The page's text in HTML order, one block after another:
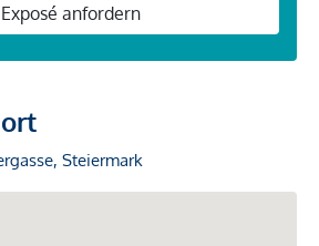
Exposé anfordern
Steiermark